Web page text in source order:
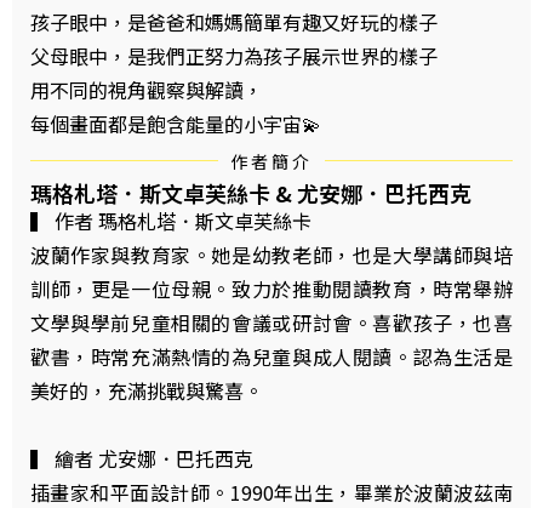
孩子眼中，是爸爸和媽媽簡單有趣又好玩的樣子
父母眼中，是我們正努力為孩子展示世界的樣子
用不同的視角觀察與解讀，
每個畫面都是飽含能量的小宇宙💫
作者簡介
瑪格札塔．斯文卓芙絲卡 & 尤安娜．巴托西克
▍ 作者 瑪格札塔．斯文卓芙絲卡
波蘭作家與教育家。她是幼教老師，也是大學講師與培
訓師，更是一位母親。致力於推動閱讀教育，時常舉辦
文學與學前兒童相關的會議或研討會。喜歡孩子，也喜
歡書，時常充滿熱情的為兒童與成人閱讀。認為生活是
美好的，充滿挑戰與驚喜。
▍ 繪者 尤安娜．巴托西克
插畫家和平面設計師。1990年出生，畢業於波蘭波茲南